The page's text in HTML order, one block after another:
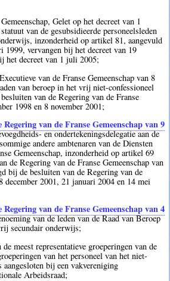
Gelet op het decreet van 1
van de gesubsidieerde personeelsleden
inzonderheid op artikel 81, aangevuld
1999, vervangen bij het decreet van 19
het decreet van 1 juli 2005;
van de Franse Gemeenschap van 8
van beroep in het vrij niet-confessioneel
van de Regering van de Franse
1998 en 8 november 2001;
van de Franse Gemeenschap van 9
en ondertekeningsdelegatie aan de
andere ambtenaren van de Diensten
Gemeenschap, inzonderheid op artikel 69
de Regering van de Franse Gemeenschap van
bij de besluiten van de Regering van de
december 2001, 21 januari 2004 en 14 mei
van de Franse Gemeenschap van 4
van de leden van de Raad van Beroep
secundair onderwijs;
meest representatieve groeperingen van de
van het personeel van het niet-
bij een vakvereniging
Arbeidsraad;